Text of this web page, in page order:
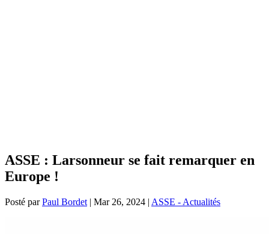
ASSE : Larsonneur se fait remarquer en
Europe !
Posté parPaul Bordet | Mar 26, 2024 | ASSE - Actualités